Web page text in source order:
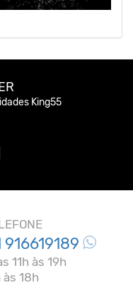
King55
916619189
11h às 19h
às 18h